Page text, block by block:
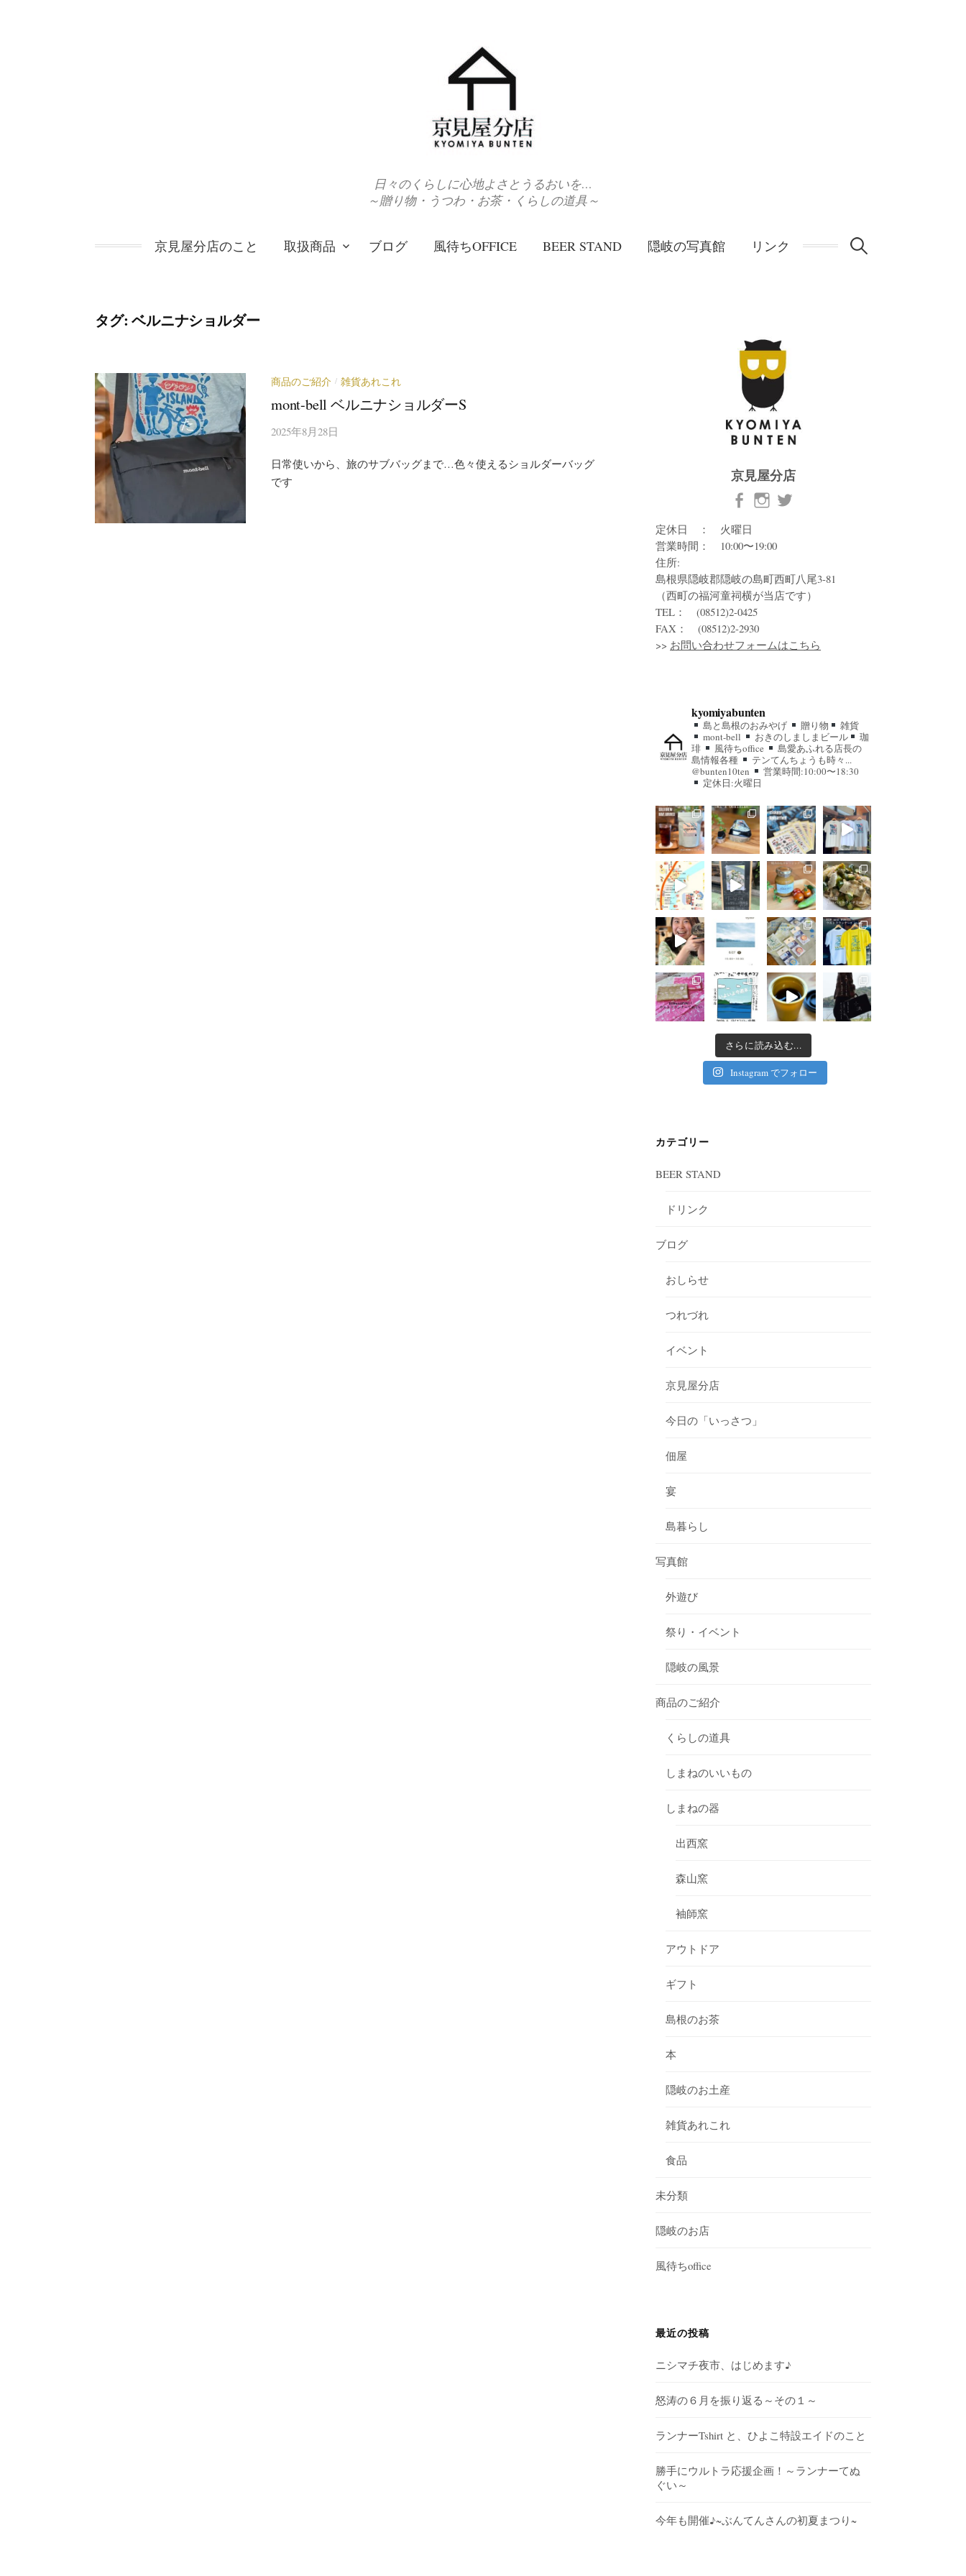
日々のくらしに心地よさとうるおいを…
～贈り物・うつわ・お茶・くらしの道具～
京見屋分店のこと 取扱商品 ブログ 風待ちOFFICE BEER STAND 隠岐の写真館 リンク 検
タグ:ベルニナショルダー
商品のご紹介 / 雑貨あれこれ
mont-bell ベルニナショルダーS
2025年8月28日
日常使いから、旅のサブバッグまで…色々使えるショルダーバッグ
です
京見屋分店
定休日 ： 火曜日
営業時間： 10:00〜19:00
住所:
島根県隠岐郡隠岐の島町西町八尾3-81
（西町の福河童祠横が当店です）
TEL： (08512)2-0425
FAX： (08512)2-2930
>> お問い合わせフォームはこちら
kyomiyabunten
島と島根のおみやげ 贈り物
雑貨
mont-bell
おきのしましまビール
珈
琲
風待ちoffice
島愛あふれる店長の
島情報各種
テンてんちょうも時々...
@bunten10ten
営業時間:10:00〜18:30
定休日:火曜日
さらに読み込む...
Instagram でフォロー
カテゴリー
BEER STAND
ドリンク
ブログ
おしらせ
つれづれ
イベント
京見屋分店
今日の「いっさつ」
佃屋
宴
島暮らし
写真館
外遊び
祭り・イベント
隠岐の風景
商品のご紹介
くらしの道具
しまねのいいもの
しまねの器
出西窯
森山窯
袖師窯
アウトドア
ギフト
島根のお茶
本
隠岐のお土産
雑貨あれこれ
食品
未分類
隠岐のお店
風待ちoffice
最近の投稿
ニシマチ夜市、はじめます♪
怒涛の６月を振り返る～その１～
ランナーTshirt と、ひよこ特設エイドのこと
勝手にウルトラ応援企画！～ランナーてぬ
ぐい～
今年も開催♪~ぶんてんさんの初夏まつり~